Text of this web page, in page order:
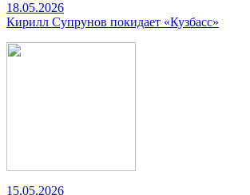
18.05.2026
Кирилл Супрунов покидает «Кузбасс»
15.05.2026